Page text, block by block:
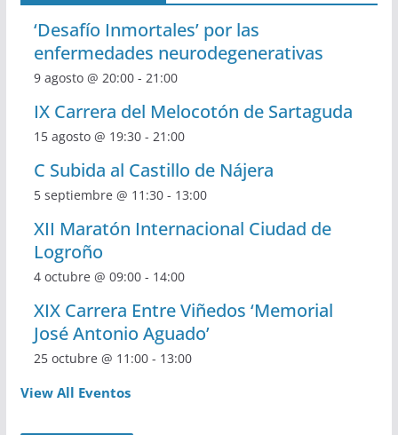
‘Desafío Inmortales’ por las
enfermedades neurodegenerativas
9 agosto @ 20:00- 21:00
IX Carrera del Melocotón de Sartaguda
15 agosto @ 19:30- 21:00
C Subida al Castillo de Nájera
5 septiembre @ 11:30- 13:00
XII Maratón Internacional Ciudad de
Logroño
4 octubre @ 09:00- 14:00
XIX Carrera Entre Viñedos ‘Memorial
José Antonio Aguado’
25 octubre @ 11:00- 13:00
View All Eventos